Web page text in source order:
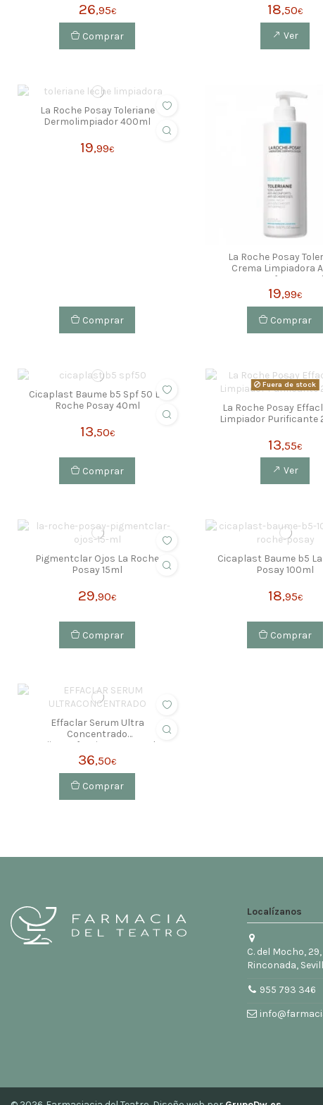
26,95€
Comprar
18,50€
Ver
La Roche Posay Toleriane
Dermolimpiador 400ml
19,99€
Comprar
La Roche Posay
Crema Limpiadora
Inconfort 400ml
19,99€
Comprar
Cicaplast Baume b5 Spf 50 La
Roche Posay 40ml
13,50€
Comprar
Fuera de stock
La Roche Posay
Limpiador Purificante
13,55€
Ver
Pigmentclar Ojos La Roche
Posay 15ml
29,90€
Comprar
Cicaplast Baume b5
Posay 100ml
18,95€
Comprar
Effaclar Serum Ultra
Concentrado
Antiimperfecciones La Roche
Posay 30ml
36,50€
Comprar
Localízanos
C. del Mocho,
Rinconada,
955 793 346